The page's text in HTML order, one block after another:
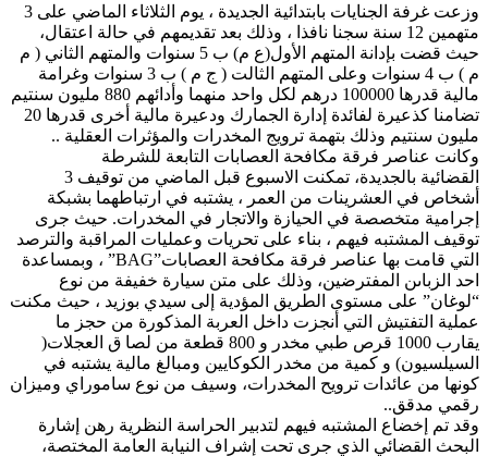
وزعت غرفة الجنايات بابتدائية الجديدة ، يوم الثلاثاء الماضي على 3
متهمين 12 سنة سجنا نافذا ، وذلك بعد تقديمهم في حالة اعتقال،
حيث قضت بإدانة المتهم الأول(ع م) ب 5 سنوات والمتهم الثاني ( م
م ) ب 4 سنوات وعلى المتهم الثالت ( ج م ) ب 3 سنوات وغرامة
مالية قدرها 100000 درهم لكل واحد منهما وأدائهم 880 مليون سنتيم
تضامنا كذعيرة لفائدة إدارة الجمارك ودعيرة مالية أخرى قدرها 20
مليون سنتيم وذلك بتهمة ترويج المخدرات والمؤثرات العقلية ..
وكانت عناصر فرقة مكافحة العصابات التابعة للشرطة
القضائية بالجديدة، تمكنت الاسبوع قبل الماضي من توقيف 3
أشخاص في العشرينات من العمر ، يشتبه في ارتباطهما بشبكة
إجرامية متخصصة في الحيازة والاتجار في المخدرات. حيث جرى
توقيف المشتبه فيهم ، بناء على تحريات وعمليات المراقبة والترصد
التي قامت بها عناصر فرقة مكافحة العصابات”BAG” ، وبمساعدة
احد الزباىن المفترضين، وذلك على متن سيارة خفيفة من نوع
“لوغان” على مستوى الطريق المؤدية إلى سيدي بوزيد ، حيث مكنت
عملية التفتيش التي أنجزت داخل العربة المذكورة من حجز ما
يقارب 1000 قرص طبي مخدر و 800 قطعة من لصا ق العجلات(
السيلسيون) و كمية من مخدر الكوكايين ومبالغ مالية يشتبه في
كونها من عائدات ترويح المخدرات، وسيف من نوع ساموراي وميزان
رقمي مدقق..
وقد تم إخضاع المشتبه فيهم لتدبير الحراسة النظرية رهن إشارة
البحث القضائي الذي جرى تحت إشراف النيابة العامة المختصة،